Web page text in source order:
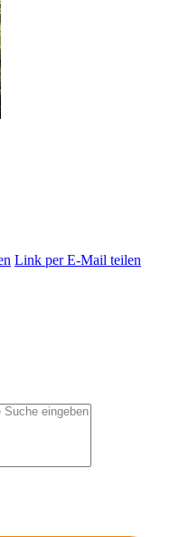
Link per E-Mail teilen